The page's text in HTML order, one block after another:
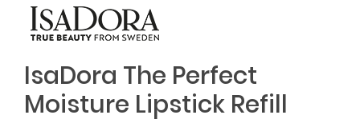
IsaDora The Perfect
Moisture Lipstick Refill